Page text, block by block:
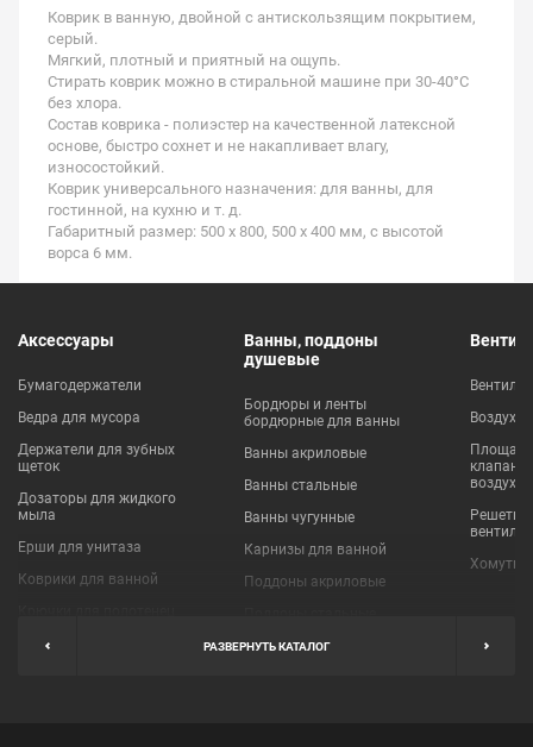
Коврик в ванную, двойной с антискользящим покрытием,
серый.
Мягкий, плотный и приятный на ощупь.
Стирать коврик можно в стиральной машине при 30-40°С
без хлора.
Состав коврика - полиэстер на качественной латексной
основе, быстро сохнет и не накапливает влагу,
износостойкий.
Коврик универсального назначения: для ванны, для
гостинной, на кухню и т. д.
Габаритный размер: 500 х 800, 500 х 400 мм, с высотой
ворса 6 мм.
Аксессуары
Бумагодержатели
Ведра для мусора
Держатели для зубных
щеток
Дозаторы для жидкого
мыла
Ерши для унитаза
Коврики для ванной
Мыльницы
Ванны, поддоны
душевые
Бордюры и ленты
бордюрные для ванны
Ванны акриловые
Ванны стальные
Ванны чугунные
Карнизы для ванной
Поддоны акриловые
Пробки для ванн
клапаны
Решетки
Хомуты
РАЗВЕРНУТЬ КАТАЛОГ